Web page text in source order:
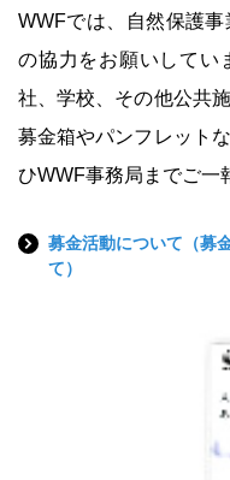
WWFでは、自然保護
の協力をお願いしてい
社、学校、その他公共
募金箱やパンフレット
ひWWF事務局までご一
募金活動について（募
て）